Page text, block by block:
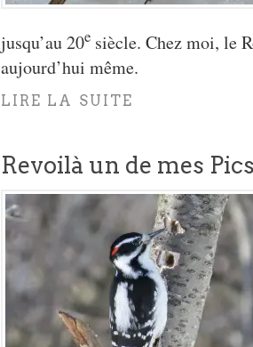
jusqu’au 20e siècle. Chez moi, le
aujourd’hui même.
LIRE LA SUITE
Revoilà un de mes